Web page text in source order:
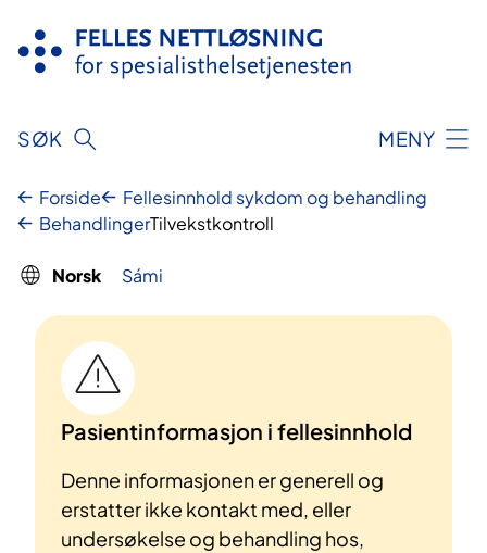
innhold
SØK MENY
Forside
Fellesinnhold sykdom og behandling
BehandlingerTilvekstkontroll
Norsk Sámi
Pasientinformasjon i fellesinnhold
Denne informasjonen er generell og
erstatter ikke kontakt med, eller
undersøkelse og behandling hos,